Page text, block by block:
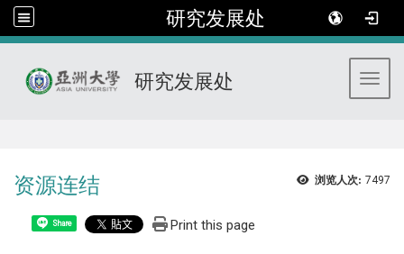
研究发展处
研究发展处
浏览人次: 7497
资源连结
Share Print this page